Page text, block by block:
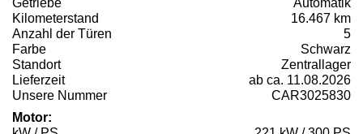
Kilometerstand
16.467 km
Anzahl der Türen
5
Farbe
Schwarz
Standort
Zentrallager
Lieferzeit
ab ca. 11.08.2026
Unsere Nummer
CAR3025830
Motor: